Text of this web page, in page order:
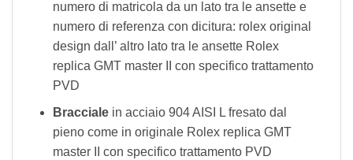
numero di matricola da un lato tra le ansette e
numero di referenza con dicitura: rolex original
design dall’ altro lato tra le ansette Rolex
replica GMT master II con specifico trattamento
PVD
Braccialein acciaio 904 AISI L fresato dal
pieno come in originale Rolex replica GMT
master II con specifico trattamento PVD